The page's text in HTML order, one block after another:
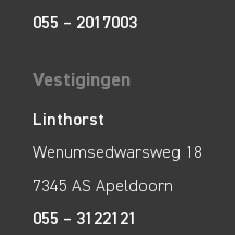
055 – 2017003
Vestigingen
Linthorst
Wenumsedwarsweg 18
7345 AS Apeldoorn
055 – 3122121